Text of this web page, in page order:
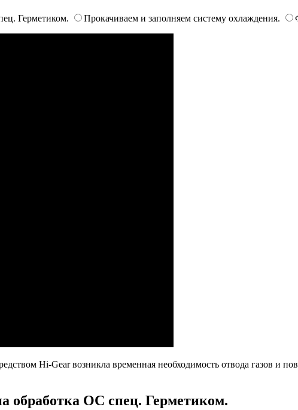
Герметиком.
Прокачиваем и заполняем систему охлаждения.
Hi-Gear возникла временная необходимость отвода газов и
обработка ОС спец. Герметиком.